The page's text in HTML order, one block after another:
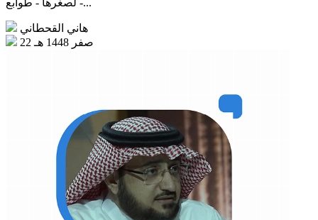
- لصغرها - طوابع...
هاني القحطاني
22 صفر 1448 هـ